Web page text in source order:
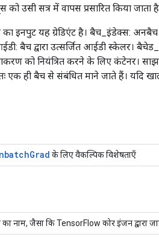
को उसी सत्र में वापस प्रसारित किया
इनपुट यह ग्रेडिएंट है। बैच_इंडेक्स: अनबैच
आईडी: बैच द्वारा उत्सर्जित आईडी स्केलर।
को नियंत्रित करने के लिए कंटेनर।
ही बैच से संबंधित माने जाते हैं। यदि
Grad के लिए वैकल्पिक विशेषताएँ
नाम, जैसा कि TensorFlow कोर इंजन द्वारा